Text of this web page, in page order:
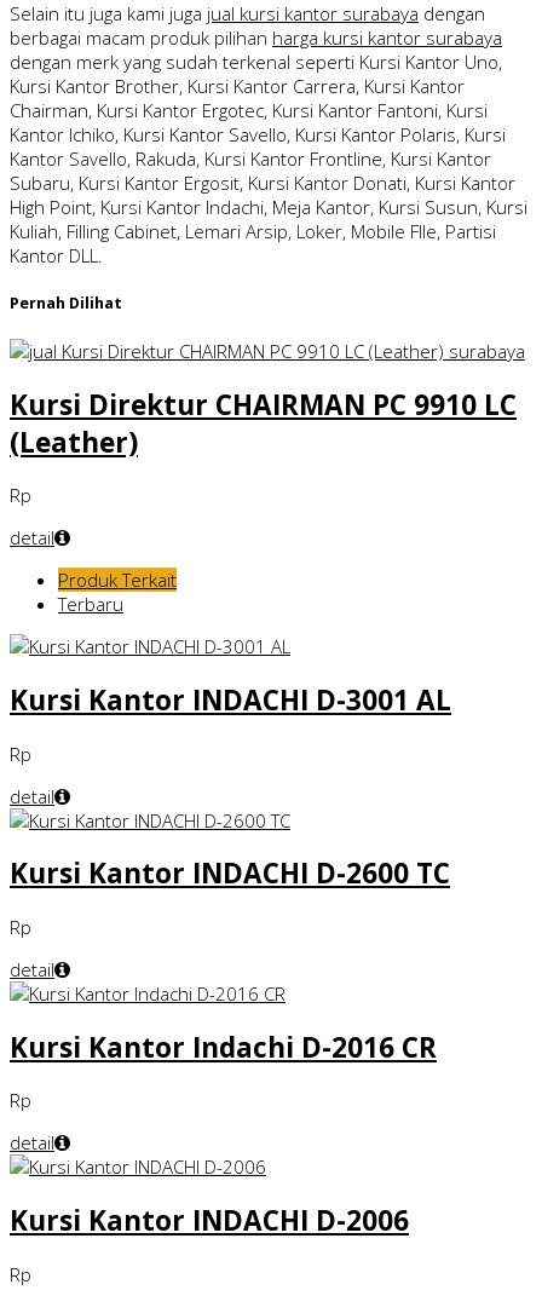
Selain itu juga kami juga jual kursi kantor surabaya dengan
berbagai macam produk pilihan harga kursi kantor surabaya
dengan merk yang sudah terkenal seperti Kursi Kantor Uno,
Kursi Kantor Brother, Kursi Kantor Carrera, Kursi Kantor
Chairman, Kursi Kantor Ergotec, Kursi Kantor Fantoni, Kursi
Kantor Ichiko, Kursi Kantor Savello, Kursi Kantor Polaris, Kursi
Kantor Savello, Rakuda, Kursi Kantor Frontline, Kursi Kantor
Subaru, Kursi Kantor Ergosit, Kursi Kantor Donati, Kursi Kantor
High Point, Kursi Kantor Indachi, Meja Kantor, Kursi Susun, Kursi
Kuliah, Filling Cabinet, Lemari Arsip, Loker, Mobile FIle, Partisi
Kantor DLL.
Pernah Dilihat
Kursi Direktur CHAIRMAN PC 9910 LC
(Leather)
Rp
detail
Produk Terkait
Terbaru
Kursi Kantor INDACHI D-3001 AL
Rp
detail
Kursi Kantor INDACHI D-2600 TC
Rp
detail
Kursi Kantor Indachi D-2016 CR
Rp
detail
Kursi Kantor INDACHI D-2006
Rp